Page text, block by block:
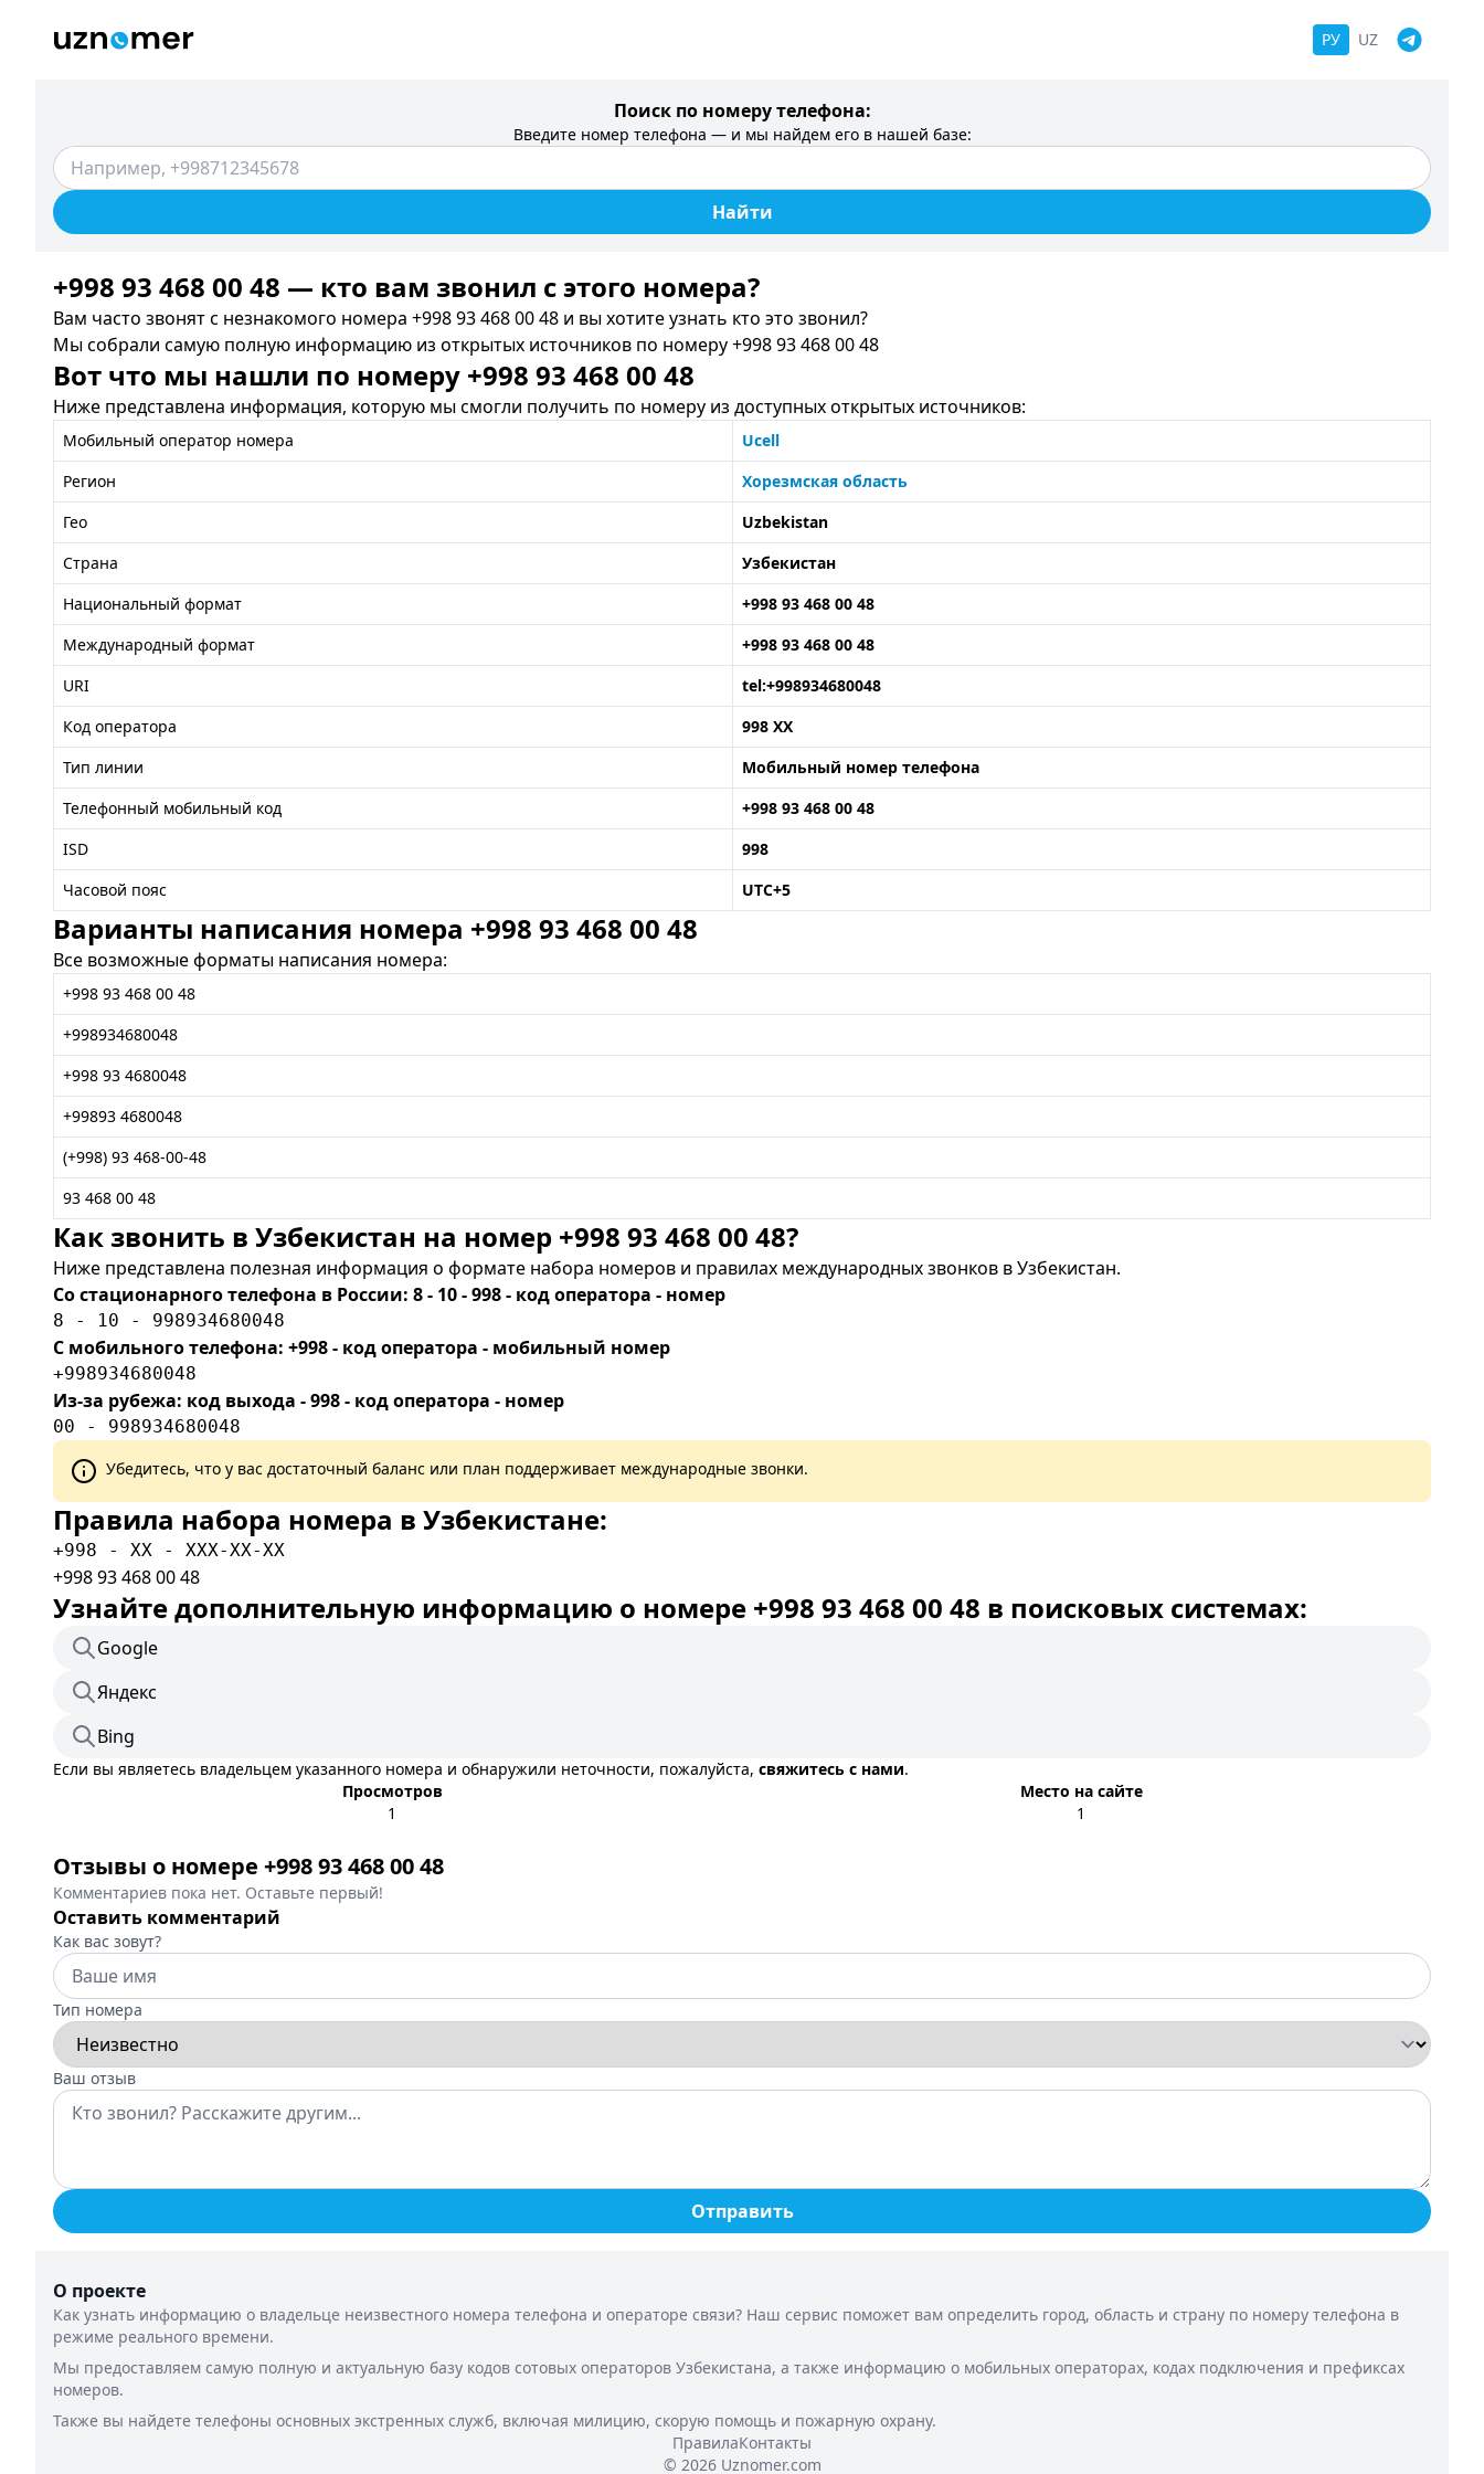
РУ UZ
Поиск по номеру телефона:
Введите номер телефона — и мы найдем его в нашей базе:
Найти
+998 93 468 00 48 — кто вам звонил c этого номера?
Вам часто звонят с незнакомого номера +998 93 468 00 48 и вы хотите узнать кто это звонил?
Мы собрали самую полную информацию из открытых источников по номеру +998 93 468 00 48
Вот что мы нашли по номеру +998 93 468 00 48
Ниже представлена информация, которую мы смогли получить по номеру из доступных открытых источников:
Мобильный оператор номера
Ucell
Регион
Хорезмская область
Гео
Uzbekistan
Страна
Узбекистан
Национальный формат
+998 93 468 00 48
Международный формат
+998 93 468 00 48
URI
tel:+998934680048
Код оператора
998 XX
Тип линии
Мобильный номер телефона
Телефонный мобильный код
+998 93 468 00 48
ISD
998
Часовой пояс
UTC+5
Варианты написания номера +998 93 468 00 48
Все возможные форматы написания номера:
+998 93 468 00 48
+998934680048
+998 93 4680048
+99893 4680048
(+998) 93 468-00-48
93 468 00 48
Как звонить в Узбекистан на номер +998 93 468 00 48?
Ниже представлена полезная информация о формате набора номеров и правилах международных звонков в Узбекистан.
Со стационарного телефона в России: 8 - 10 - 998 - код оператора - номер
8 - 10 - 998934680048
С мобильного телефона: +998 - код оператора - мобильный номер
+998934680048
Из-за рубежа: код выхода - 998 - код оператора - номер
00 - 998934680048
Убедитесь, что у вас достаточный баланс или план поддерживает международные звонки.
Правила набора номера в Узбекистане:
+998 - XX - XXX-XX-XX
+998 93 468 00 48
Узнайте дополнительную информацию о номере +998 93 468 00 48 в поисковых системах:
Google
Яндекс
Bing
Если вы являетесь владельцем указанного номера и обнаружили неточности, пожалуйста, свяжитесь с нами.
Просмотров
1
Место на сайте
1
Отзывы о номере +998 93 468 00 48
Комментариев пока нет. Оставьте первый!
Оставить комментарий
Как вас зовут?
Тип номера
Ваш отзыв
Отправить
О проекте
Как узнать информацию о владельце неизвестного номера телефона и операторе связи? Наш сервис поможет вам определить город, область и страну по номеру телефона в
режиме реального времени.
Мы предоставляем самую полную и актуальную базу кодов сотовых операторов Узбекистана, а также информацию о мобильных операторах, кодах подключения и префиксах
номеров.
Также вы найдете телефоны основных экстренных служб, включая милицию, скорую помощь и пожарную охрану.
ПравилаКонтакты
© 2026 Uznomer.com